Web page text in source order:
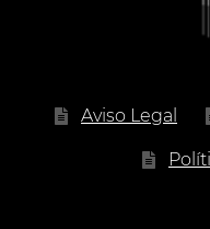
Aviso Legal